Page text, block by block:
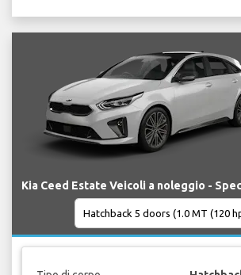
Kia Ceed Estate Veicoli a noleggio -